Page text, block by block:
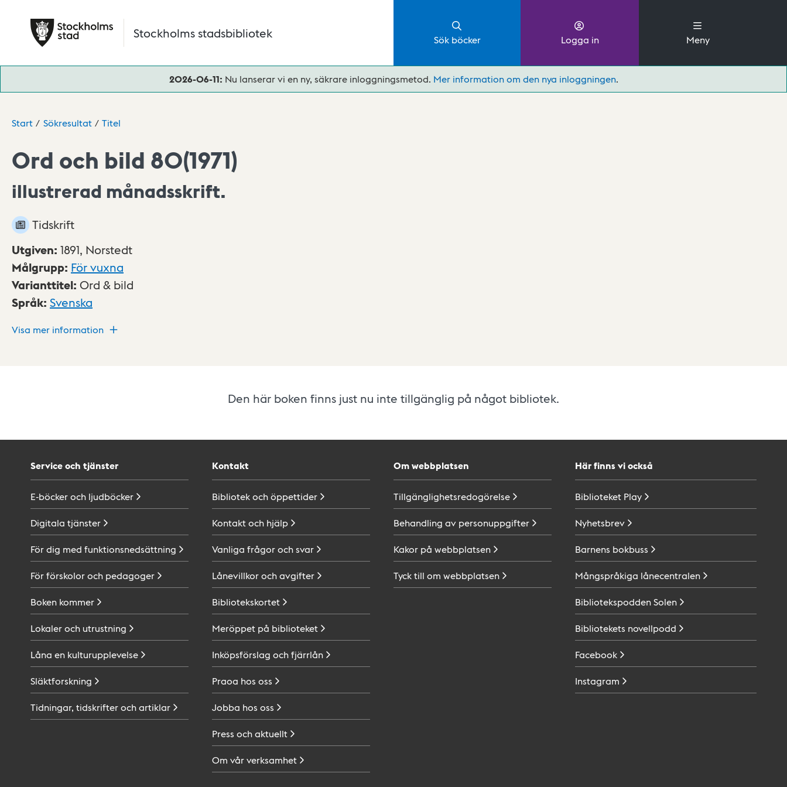
Stockholms stadsbibliotek Sök böcker Logga in Meny
2026-06-11: Nu lanserar vi en ny, säkrare inloggningsmetod. Mer information om den nya inloggningen.
Start Sökresultat Titel
Ord och bild 80(1971)
illustrerad månadsskrift.
Tidskrift
Utgiven: 1891, Norstedt
Målgrupp: För vuxna
Varianttitel: Ord & bild
Språk: Svenska
Visa mer information
Den här boken finns just nu inte tillgänglig på något bibliotek.
Service och tjänster
E-böcker och ljudböcker
Digitala tjänster
För dig med funktionsnedsättning
För förskolor och pedagoger
Boken kommer
Lokaler och utrustning
Låna en kulturupplevelse
Släktforskning
Tidningar, tidskrifter ochartiklar
Kontakt
Bibliotek ochöppettider
Kontakt och hjälp
Vanliga frågor ochsvar
Lånevillkor ochavgifter
Bibliotekskortet
Meröppet på biblioteket
Inköpsförslag ochfjärrlån
Praoa hos oss
Jobba hos oss
Press ochaktuellt
Om vårverksamhet
Om webbplatsen
Tillgänglighetsredogörelse
Behandling av personuppgifter
Kakor på webbplatsen
Tyck till om webbplatsen
Här finns vi också
Biblioteket Play
Nyhetsbrev
Barnens bokbuss
Mångspråkiga lånecentralen
BibliotekspoddenSolen
Bibliotekets novellpodd
Facebook
Instagram